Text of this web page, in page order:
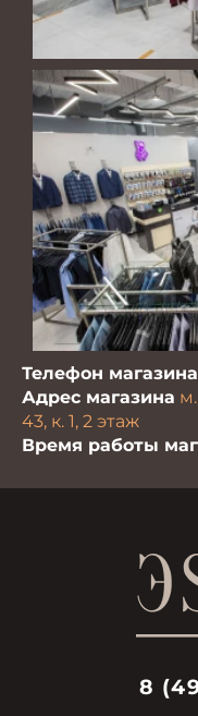
Телефон магазина
Адрес магазина
43, к. 1, 2 этаж
Время работы
8